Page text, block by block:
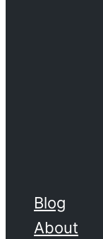
Blog
About